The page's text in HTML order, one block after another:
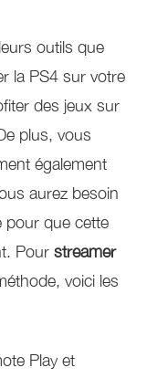
outils que
la PS4 sur votre
des jeux sur
plus, vous
également
aurez besoin
pour que cette
Pourstreamer
voici les
Play et